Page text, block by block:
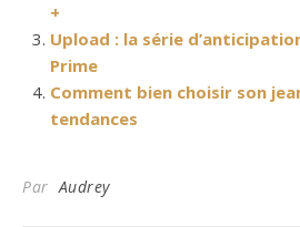
+
Upload : la série
Prime
Comment bien choisir son
tendances
ParAudrey